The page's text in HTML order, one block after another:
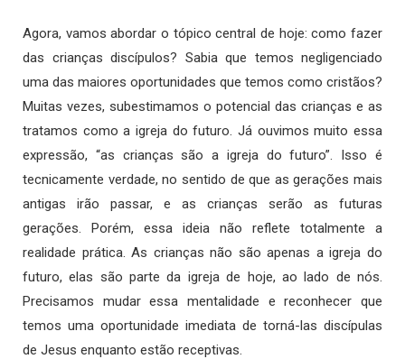
Agora, vamos abordar o tópico central de hoje: como fazer
das crianças discípulos? Sabia que temos negligenciado
uma das maiores oportunidades que temos como cristãos?
Muitas vezes, subestimamos o potencial das crianças e as
tratamos como a igreja do futuro. Já ouvimos muito essa
expressão, “as crianças são a igreja do futuro”. Isso é
tecnicamente verdade, no sentido de que as gerações mais
antigas irão passar, e as crianças serão as futuras
gerações. Porém, essa ideia não reflete totalmente a
realidade prática. As crianças não são apenas a igreja do
futuro, elas são parte da igreja de hoje, ao lado de nós.
Precisamos mudar essa mentalidade e reconhecer que
temos uma oportunidade imediata de torná-las discípulas
de Jesus enquanto estão receptivas.